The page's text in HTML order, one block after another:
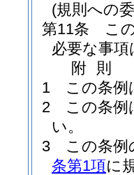
(規則への
第11条
こ
必要な事
附 則
1
この条例
2
この条
い。
3
この条例
条第1項に